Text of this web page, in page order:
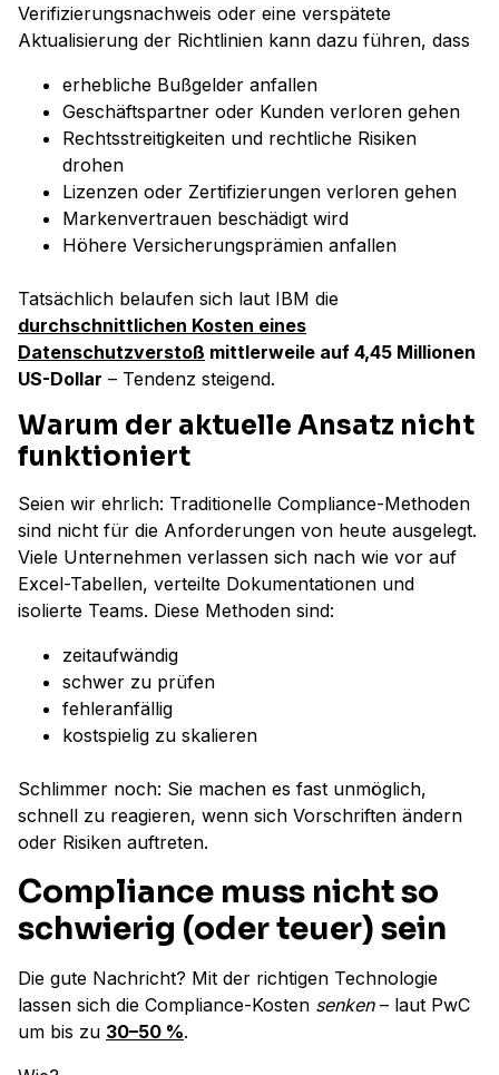
Verifizierungsnachweis oder eine verspätete
Aktualisierung der Richtlinien kann dazu führen, dass
erhebliche Bußgelder anfallen
Geschäftspartner oder Kunden verloren gehen
Rechtsstreitigkeiten und rechtliche Risiken
drohen
Lizenzen oder Zertifizierungen verloren gehen
Markenvertrauen beschädigt wird
Höhere Versicherungsprämien anfallen
Tatsächlich belaufen sich laut IBM die
durchschnittlichen Kosten eines
Datenschutzverstoß mittlerweile auf 4,45 Millionen
US-Dollar – Tendenz steigend.
Warum der aktuelle Ansatz nicht
funktioniert
Seien wir ehrlich: Traditionelle Compliance-Methoden
sind nicht für die Anforderungen von heute ausgelegt.
Viele Unternehmen verlassen sich nach wie vor auf
Excel-Tabellen, verteilte Dokumentationen und
isolierte Teams. Diese Methoden sind:
zeitaufwändig
schwer zu prüfen
fehleranfällig
kostspielig zu skalieren
Schlimmer noch: Sie machen es fast unmöglich,
schnell zu reagieren, wenn sich Vorschriften ändern
oder Risiken auftreten.
Compliance muss nicht so
schwierig (oder teuer) sein
Die gute Nachricht? Mit der richtigen Technologie
lassen sich die Compliance-Kosten senken– laut PwC
um bis zu 30–50 %.